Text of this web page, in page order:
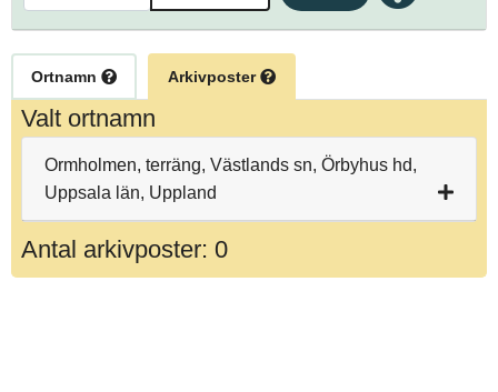
Ortnamn Arkivposter
Valt ortnamn
Ormholmen, terräng, Västlands sn, Örbyhus hd,
Uppsala län, Uppland
Antal arkivposter: 0